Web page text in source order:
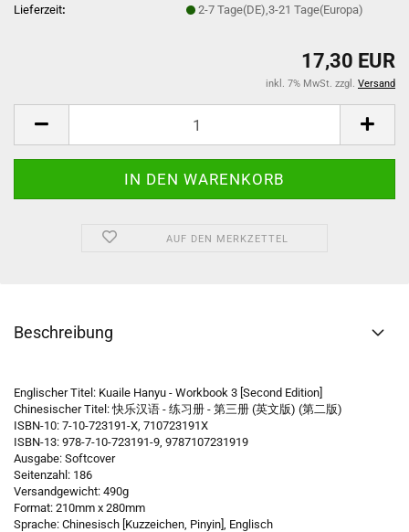
Lieferzeit: 2-7 Tage(DE),3-21 Tage(Europa)
17,30 EUR
inkl. 7% MwSt. zzgl. Versand
AUF DEN MERKZETTEL
Beschreibung
Englischer Titel: Kuaile Hanyu - Workbook 3 [Second Edition]
Chinesischer Titel: 快乐汉语 - 练习册 - 第三册 (英文版) (第二版)
ISBN-10: 7-10-723191-X, 710723191X
ISBN-13: 978-7-10-723191-9, 9787107231919
Ausgabe: Softcover
Seitenzahl: 186
Versandgewicht: 490g
Format: 210mm x 280mm
Sprache: Chinesisch [Kuzzeichen, Pinyin], Englisch